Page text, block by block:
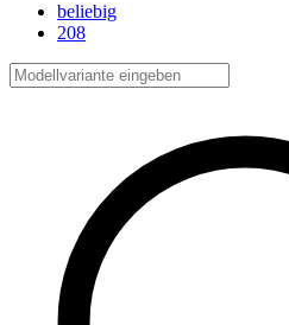
beliebig
208